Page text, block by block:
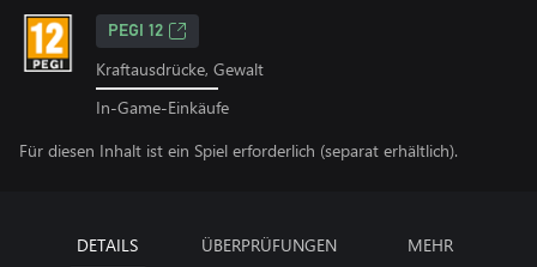
PEGI 12
Kraftausdrücke, Gewalt
In-Game-Einkäufe
Für diesen Inhalt ist ein Spiel erforderlich (separat erhältlich).
DETAILS ÜBERPRÜFUNGEN MEHR